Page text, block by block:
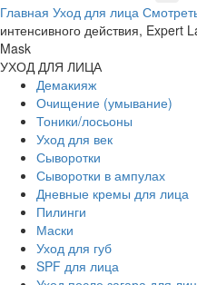
Главная Уход для лица
интенсивного действия, Expert
Mask
УХОД ДЛЯ ЛИЦА
Демакияж
Очищение (умывание)
Тоники/лосьоны
Уход для век
Сыворотки
Сыворотки в ампулах
Дневные кремы для лица
Пилинги
Маски
Уход для губ
SPF для лица